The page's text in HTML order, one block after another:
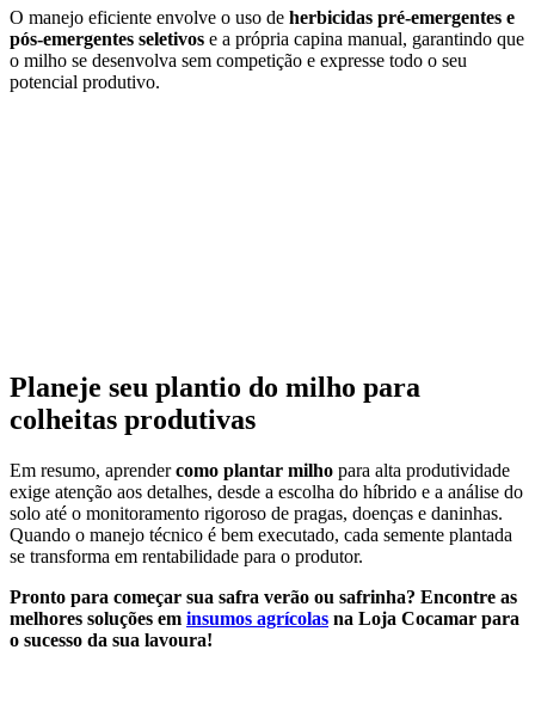
O manejo eficiente envolve o uso de herbicidas pré-emergentes e
pós-emergentes seletivos e a própria capina manual, garantindo que
o milho se desenvolva sem competição e expresse todo o seu
potencial produtivo.
Planeje seu plantio do milho para
colheitas produtivas
Em resumo, aprendercomo plantar milho para alta produtividade
exige atenção aos detalhes, desde a escolha do híbrido e a análise do
solo até o monitoramento rigoroso de pragas, doenças e daninhas.
Quando o manejo técnico é bem executado, cada semente plantada
se transforma em rentabilidade para o produtor.
Pronto para começar sua safra verão ou safrinha? Encontre as
melhores soluções em insumos agrícolas na Loja Cocamar para
o sucesso da sua lavoura!